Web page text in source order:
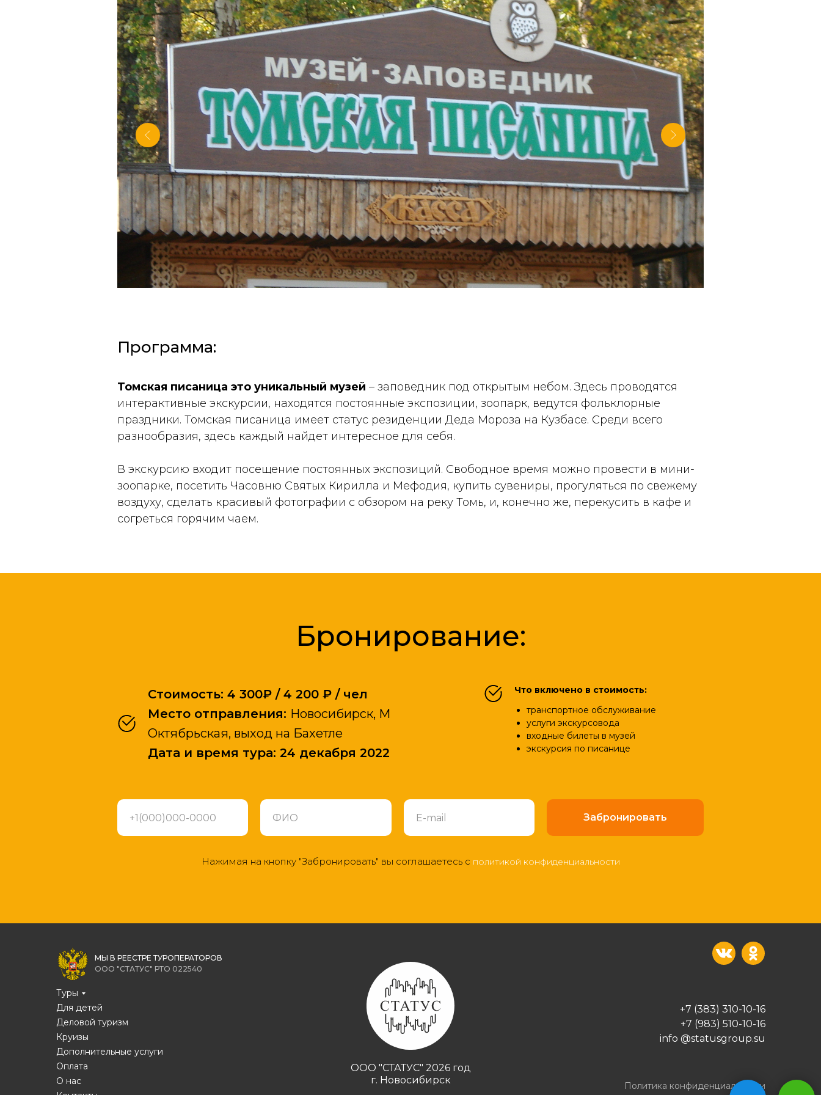
Программа:
Томская писаница это уникальный музей – заповедник под открытым небом. Здесь проводятся
интерактивные экскурсии, находятся постоянные экспозиции, зоопарк, ведутся фольклорные
праздники. Томская писаница имеет статус резиденции Деда Мороза на Кузбасе. Среди всего
разнообразия, здесь каждый найдет интересное для себя.
В экскурсию входит посещение постоянных экспозиций. Свободное время можно провести в мини-
зоопарке, посетить Часовню Святых Кирилла и Мефодия, купить сувениры, прогуляться по свежему
воздуху, сделать красивый фотографии с обзором на реку Томь, и, конечно же, перекусить в кафе и
согреться горячим чаем.
Бронирование:
Стоимость: 4 300₽ / 4 200 ₽ / чел
Место отправления: Новосибирск, М
Октябрьская, выход на Бахетле
Дата и время тура: 24 декабря 2022
Что включено в стоимость:
транспортное обслуживание
услуги экскурсовода
входные билеты в музей
экскурсия по писанице
Забронировать
Нажимая на кнопку "Забронировать" вы соглашаетесь с политикой конфиденциальности
+7 (383) 310-10-16
+7 (983) 510-10-16
info @statusgroup.su
Туры
Для детей
Деловой туризм
Круизы
Дополнительные услуги
Оплата
О нас
Политика конфиденциальности
МЫ В РЕЕСТРЕ ТУРОПЕРАТОРОВ
ООО "СТАТУС" РТО 022540
ООО "СТАТУС" 2026 год
г. Новосибирск